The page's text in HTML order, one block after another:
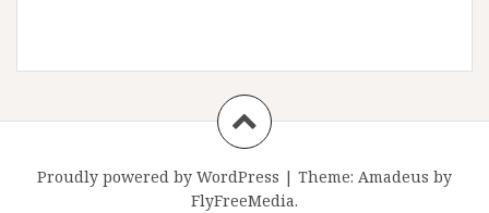
Proudly powered by WordPress | Theme: Amadeus by
FlyFreeMedia.